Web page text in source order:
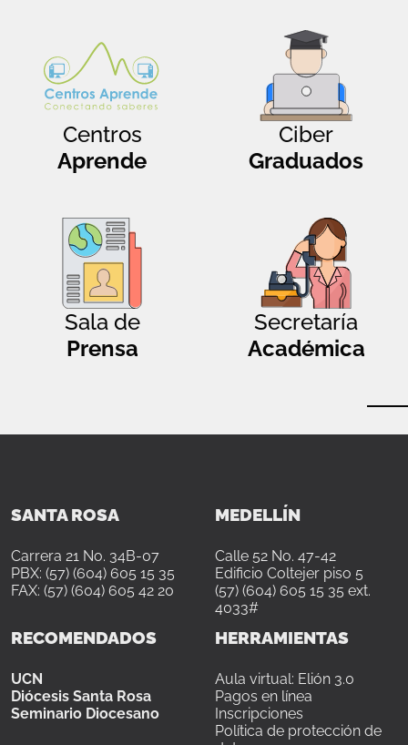
Centros
Aprende
Ciber
Graduados
Sala de
Prensa
Secretaría
Académica
SANTA ROSA
Carrera 21 No. 34B-07
PBX: (57) (604) 605 15 35
FAX: (57) (604) 605 42 20
MEDELLÍN
Calle 52 No. 47-42
Edificio Coltejer piso 5
(57) (604) 605 15 35 ext.
4033#
RECOMENDADOS
UCN
Diócesis Santa Rosa
Seminario Diocesano
HERRAMIENTAS
Aula virtual: Elión 3.0
Pagos en línea
Inscripciones
Política de protección de